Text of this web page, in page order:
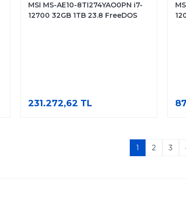
MSI MS-AE10-8TI274YAO0PN i7-
12700 32GB 1TB 23.8 FreeDOS
231.272,62 TL
1 2 3